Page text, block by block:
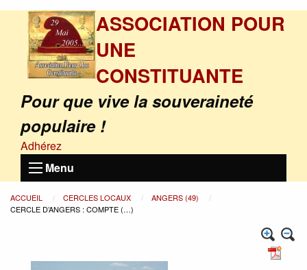
ASSOCIATION POUR
UNE
CONSTITUANTE
Pour que vive la souveraineté
populaire !
Adhérez
Menu
ACCUEIL CERCLES LOCAUX
ANGERS (49)
CERCLE D’ANGERS : COMPTE (…)